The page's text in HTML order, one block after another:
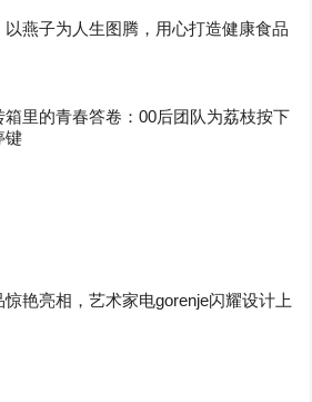
以燕子为人生图腾，用心打造健康食品
箱里的青春答卷：00后团队为荔枝按下
键
惊艳亮相，艺术家电gorenje闪耀设计上